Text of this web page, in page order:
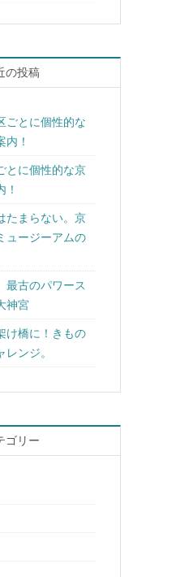
の投稿
ごとに個性的な
内！
とに個性的な京
たまらない。京
ュージーアムの
最古のパワース
神宮
け橋に！きもの
ンジ。
ゴリー